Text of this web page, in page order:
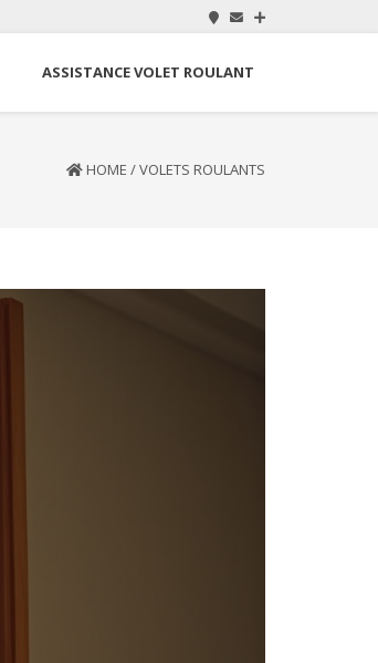
ASSISTANCE VOLET ROULANT
HOME /VOLETS ROULANTS